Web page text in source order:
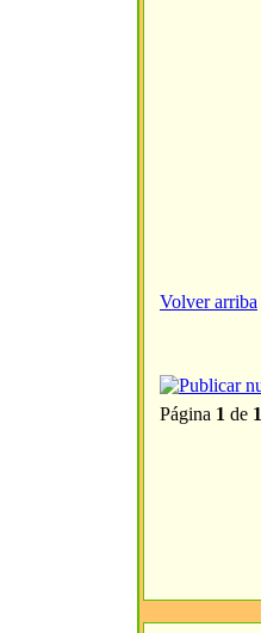
Volver arriba
Página 1 de 1